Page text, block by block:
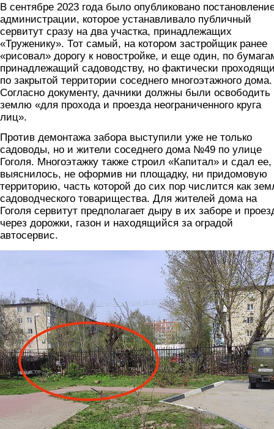
В сентябре 2023 года было опубликовано
администрации, которое устанавливало публичный
сервитут сразу на два участка, принадлежащих
«Труженику». Тот самый, на котором застройщик ранее
«рисовал» дорогу к новостройке, и еще один, по
принадлежащий садоводству, но фактически
по закрытой территории соседнего многоэтажного дома.
Согласно документу, дачники должны были освободить
землю «для прохода и проезда неограниченного круга
лиц».
Против демонтажа забора выступили уже не только
садоводы, но и жители соседнего дома №49 по улице
Гоголя. Многоэтажку также строил «Капитал» и сдал ее,
выяснилось, не оформив ни площадку, ни придомовую
территорию, часть которой до сих пор числится как
садоводческого товарищества. Для жителей дома на
Гоголя сервитут предполагает дыру в их заборе и
через дорожки, газон и находящийся за оградой
автосервис.